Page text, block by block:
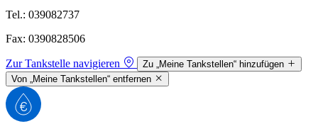
Tel.: 039082737
Fax: 0390828506
Zur Tankstelle navigieren
Zu „Meine Tankstellen“ hinzufügen
Von „Meine Tankstellen“ entfernen